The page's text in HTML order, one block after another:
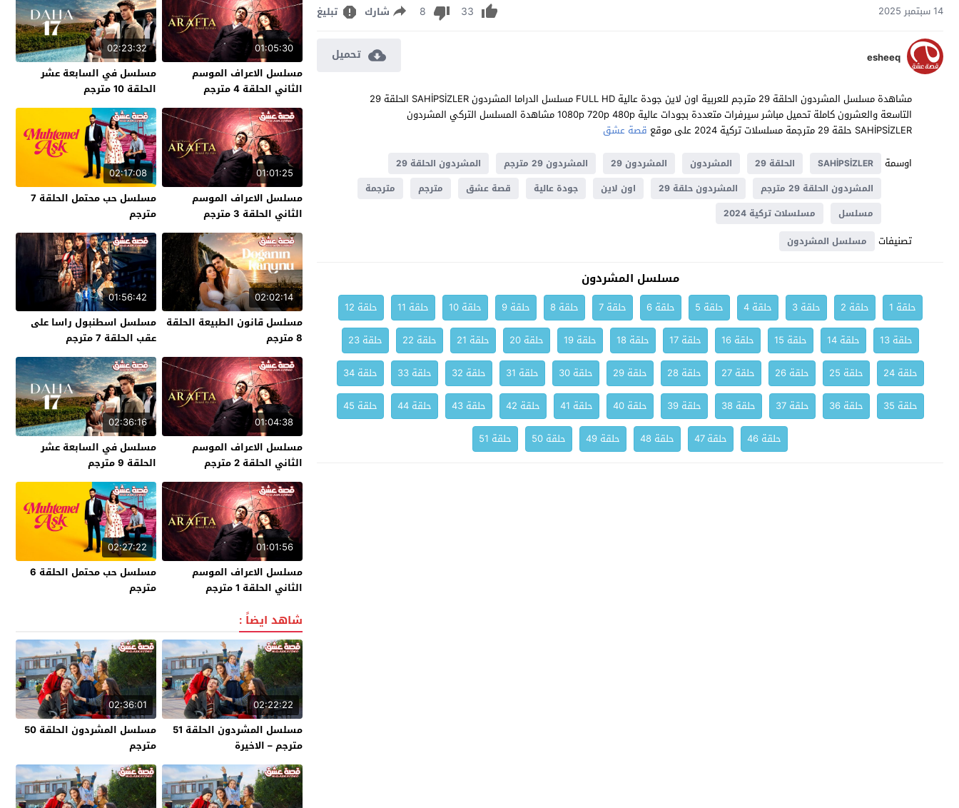
14 سبتمبر 2025 33
8 شارك تبليغ
esheeq تحميل
مشاهدة مسلسل المشردون الحلقة 29 مترجم للعربية اون لاين جودة عالية FULL HD مسلسل الدراما المشردون SAHİPSİZLER الحلقة 29
التاسعة والعشرون كاملة تحميل مباشر سيرفرات متعددة بجودات عالية 1080p 720p 480p مشاهدة المسلسل التركي المشردون
SAHİPSİZLER حلقة 29 مترجمة مسلسلات تركية 2024 على موقع
قصة عشق
اوسمة
SAHİPSİZLER الحلقة 29 المشردون المشردون 29 المشردون 29 مترجم
المشردون الحلقة 29
المشردون الحلقة 29 مترجم
المشردون حلقة 29 اون لاين جودة عالية قصة عشق مترجم
مترجمة
مسلسل
مسلسلات تركية 2024
تصنيفات مسلسل المشردون
مسلسل المشردون
حلقة 1 حلقة 2 حلقة 3 حلقة 4 حلقة 5 حلقة 6 حلقة 7 حلقة 8 حلقة 9 حلقة 10 حلقة 11
حلقة 12
حلقة 13
حلقة 14 حلقة 15 حلقة 16 حلقة 17 حلقة 18 حلقة 19 حلقة 20 حلقة 21 حلقة 22
حلقة 23
حلقة 24
حلقة 25 حلقة 26 حلقة 27 حلقة 28 حلقة 29 حلقة 30 حلقة 31 حلقة 32 حلقة 33
حلقة 34
حلقة 35
حلقة 36 حلقة 37 حلقة 38 حلقة 39 حلقة 40 حلقة 41 حلقة 42 حلقة 43 حلقة 44
حلقة 45
حلقة 46
حلقة 47 حلقة 48 حلقة 49 حلقة 50 حلقة 51
01:05:30
مسلسل الاعراف الموسم
الثاني الحلقة 4 مترجم
02:23:32
مسلسل في السابعة عشر
الحلقة 10 مترجم
01:01:25
مسلسل الاعراف الموسم
الثاني الحلقة 3 مترجم
02:17:08
مسلسل حب محتمل الحلقة 7
مترجم
02:02:14
مسلسل قانون الطبيعة الحلقة
8 مترجم
01:56:42
مسلسل اسطنبول راسا على
عقب الحلقة 7 مترجم
01:04:38
مسلسل الاعراف الموسم
الثاني الحلقة 2 مترجم
02:36:16
مسلسل في السابعة عشر
الحلقة 9 مترجم
01:01:56
مسلسل الاعراف الموسم
الثاني الحلقة 1 مترجم
02:27:22
مسلسل حب محتمل الحلقة 6
مترجم
شاهد ايضاً :
02:22:22
مسلسل المشردون الحلقة 51
مترجم – الاخيرة
02:36:01
مسلسل المشردون الحلقة 50
مترجم